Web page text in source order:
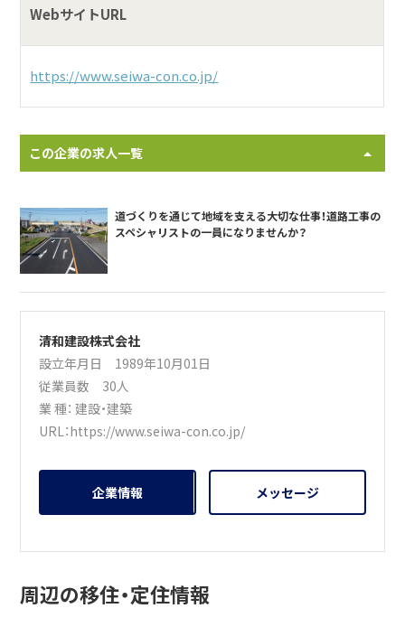
WebサイトURL
https://www.seiwa-con.co.jp/
この企業の求人一覧
道づくりを通じて地域を支える大切な仕事！道路工事の
スペシャリストの一員になりませんか？
清和建設株式会社
設立年月日 1989年10月01日
従業員数 30人
業 種：建設・建築
URL：https://www.seiwa-con.co.jp/
企業情報 メッセージ
周辺の移住・定住情報